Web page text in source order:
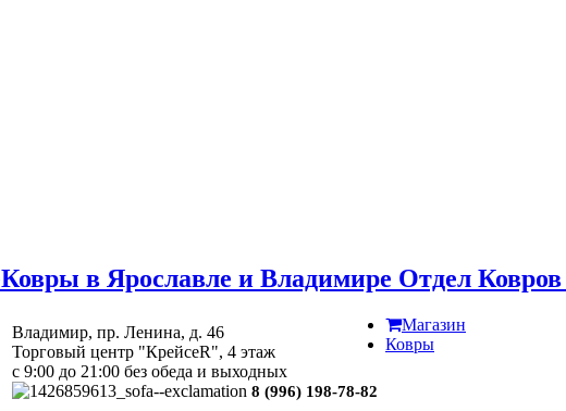
Ковры в Ярославле и Владимире Отдел
Владимир, пр. Ленина, д. 46
Торговый центр "КрейсеR", 4 этаж
с 9:00 до 21:00 без обеда и выходных
8 (996) 198-78-82
Магазин
Ковры